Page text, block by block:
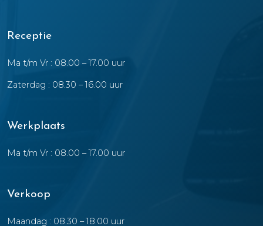
Receptie
Ma t/m Vr : 08.00 – 17.00 uur
Zaterdag : 08.30 – 16.00 uur
Werkplaats
Ma t/m Vr : 08.00 – 17.00 uur
Verkoop
Maandag : 08.30 – 18.00 uur